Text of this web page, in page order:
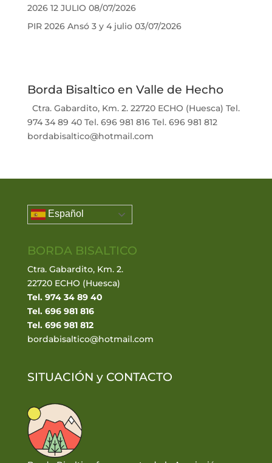
2026 12 JULIO 08/07/2026
PIR 2026 Ansó 3 y 4 julio 03/07/2026
Borda Bisaltico en Valle de Hecho
Ctra. Gabardito, Km. 2. 22720 ECHO (Huesca) Tel.
974 34 89 40 Tel. 696 981 816 Tel. 696 981 812
bordabisaltico@hotmail.com
Español
BORDA BISALTICO
Ctra. Gabardito, Km. 2.
22720 ECHO (Huesca)
Tel. 974 34 89 40
Tel. 696 981 816
Tel. 696 981 812
bordabisaltico@hotmail.com
SITUACIÓN y CONTACTO